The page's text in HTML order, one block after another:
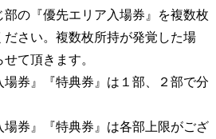
部の『優先エリア入場券』を複数枚
さい。複数枚所持が発覚した場
て頂きます。
場券』『特典券』は１部、２部で分
場券』『特典券』は各部上限がござ